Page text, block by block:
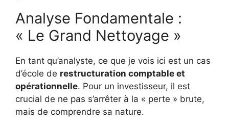
Analyse Fondamentale :
« Le Grand Nettoyage »
En tant qu’analyste, ce que je vois ici est un cas
d’école de restructuration comptable et
opérationnelle. Pour un investisseur, il est
crucial de ne pas s’arrêter à la « perte » brute,
mais de comprendre sa nature.